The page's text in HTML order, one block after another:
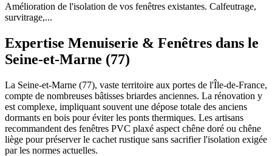
Amélioration de l'isolation de vos fenêtres existantes. Calfeutrage,
survitrage,...
Expertise Menuiserie & Fenêtres dans le
Seine-et-Marne (77)
La Seine-et-Marne (77), vaste territoire aux portes de l'Île-de-France,
compte de nombreuses bâtisses briardes anciennes. La rénovation y
est complexe, impliquant souvent une dépose totale des anciens
dormants en bois pour éviter les ponts thermiques. Les artisans
recommandent des fenêtres PVC plaxé aspect chêne doré ou chêne
liège pour préserver le cachet rustique sans sacrifier l'isolation exigée
par les normes actuelles.